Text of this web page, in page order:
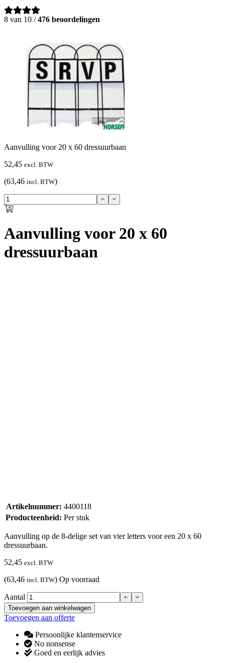
8 van 10 /476 beoordelingen
Aanvulling voor 20 x 60 dressuurbaan
52,45 excl. BTW
(63,46 incl. BTW)
Aanvulling voor 20 x 60
dressuurbaan
Artikelnummer: 4400118
Producteenheid: Per stuk
Aanvulling op de 8-delige set van vier letters voor een 20 x 60
dressuurbaan.
52,45 excl. BTW
(63,46 incl. BTW) Op voorraad
Aantal
Toevoegen aan winkelwagen
Toevoegen aan offerte
Persoonlijke klantenservice
No nonsense
Goed en eerlijk advies